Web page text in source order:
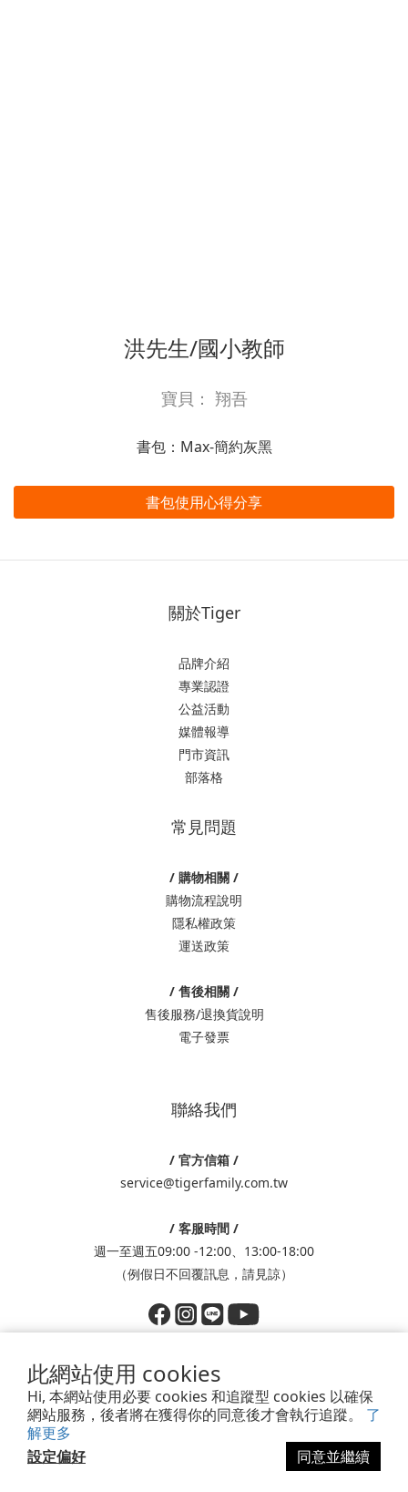
此網站使用 cookies
Hi, 本網站使用必要 cookies 和追蹤型 cookies 以確保
網站服務，後者將在獲得你的同意後才會執行追蹤。 了
解更多
設定偏好
同意並繼續
洪先生/國小教師
寶貝： 翔吾
書包：Max-簡約灰黑
書包使用心得分享
關於Tiger
品牌介紹
專業認證
公益活動
媒體報導
門市資訊
部落格
常見問題
/ 購物相關 /
購物流程說明
隱私權政策
運送政策
/ 售後相關 /
售後服務/退換貨說明
電子發票
聯絡我們
/ 官方信箱 /
service@tigerfamily.com.tw
/ 客服時間 /
週一至週五09:00 -12:00、13:00-18:00
（例假日不回覆訊息，請見諒）
Powered by SHOPLINE
香港商鈦德股份有限公司台灣分公司│統編：83793718